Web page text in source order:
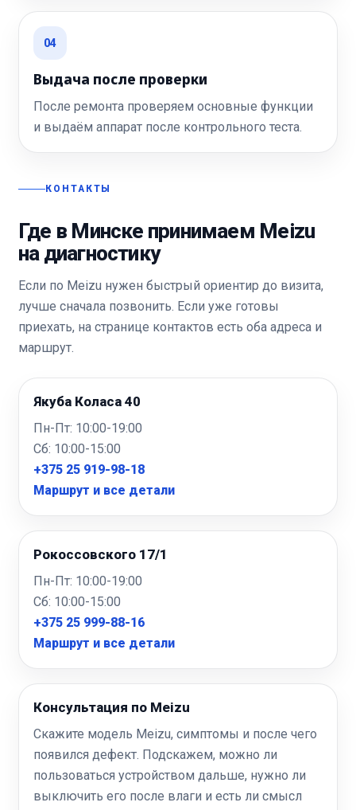
04
Выдача после проверки
После ремонта проверяем основные функции
и выдаём аппарат после контрольного теста.
КОНТАКТЫ
Где в Минске принимаем Meizu
на диагностику
Если по Meizu нужен быстрый ориентир до визита,
лучше сначала позвонить. Если уже готовы
приехать, на странице контактов есть оба адреса и
маршрут.
Якуба Коласа 40
Пн-Пт: 10:00-19:00
Сб: 10:00-15:00
+375 25 919-98-18
Маршрут и все детали
Рокоссовского 17/1
Пн-Пт: 10:00-19:00
Сб: 10:00-15:00
+375 25 999-88-16
Маршрут и все детали
Консультация по Meizu
Скажите модель Meizu, симптомы и после чего
появился дефект. Подскажем, можно ли
пользоваться устройством дальше, нужно ли
выключить его после влаги и есть ли смысл